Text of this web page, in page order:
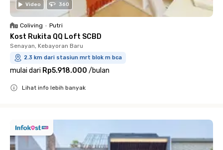
Video 360
Coliving • Putri
Kost Rukita QQ Loft SCBD
Senayan, Kebayoran Baru
2.3 km dari stasiun mrt blok m bca
mulai dari Rp5.918.000 /bulan
Lihat info lebih banyak